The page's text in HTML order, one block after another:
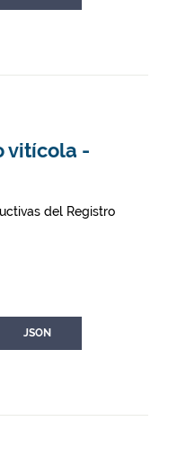
vitícola -
del Registro
JSON